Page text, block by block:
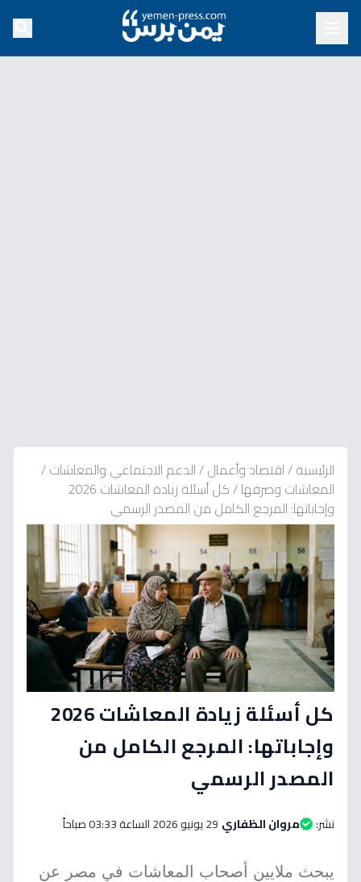
الرئيسية/اقتصاد وأعمال/الدعم الاجتماعي والمعاشات/
المعاشات وصرفها/
كل أسئلة زيادة المعاشات 2026
وإجاباتها: المرجع الكامل من المصدر الرسمي
كل أسئلة زيادة المعاشات 2026
وإجاباتها: المرجع الكامل من
المصدر الرسمي
نشر: مروان الظفاري 29 يونيو 2026 الساعة 03:33 صباحاً
يبحث ملايين أصحاب المعاشات في مصر عن